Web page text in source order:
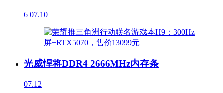
6 07.10
光威悍将DDR4 2666MHz内存条
07.12